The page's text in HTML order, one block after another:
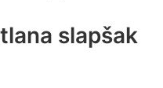
slapšak